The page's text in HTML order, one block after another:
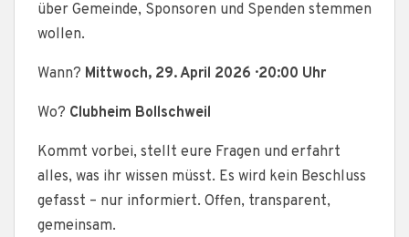
über Gemeinde, Sponsoren und Spenden stemmen
wollen.
Wann? Mittwoch, 29. April 2026 · 20:00 Uhr
Wo? Clubheim Bollschweil
Kommt vorbei, stellt eure Fragen und erfahrt
alles, was ihr wissen müsst. Es wird kein Beschluss
gefasst – nur informiert. Offen, transparent,
gemeinsam.